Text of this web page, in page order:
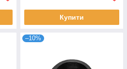
Купити
–10%